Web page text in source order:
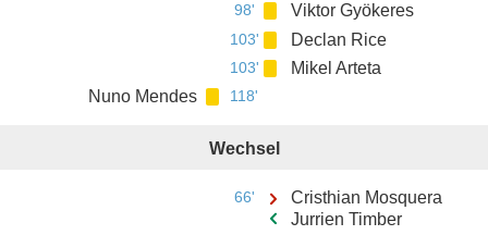
98'
Viktor Gyökeres
103' Declan Rice
103'
Mikel Arteta
Nuno Mendes
118'
Wechsel
66'
Cristhian Mosquera
Jurrien Timber